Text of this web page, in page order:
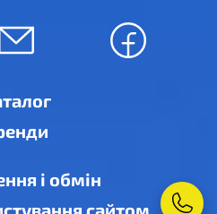
і обмін
сайтом